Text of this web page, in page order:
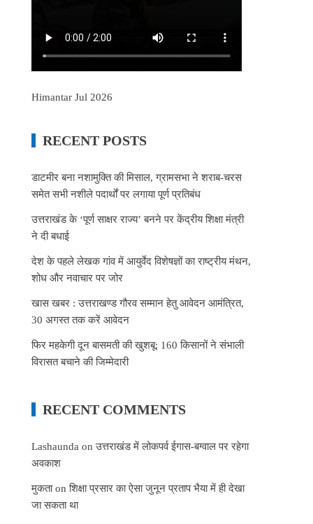
Himantar Jul 2026
RECENT POSTS
डाटमीर बना नशामुक्ति की मिसाल, ग्रामसभा ने शराब-चरस
समेत सभी नशीले पदार्थों पर लगाया पूर्ण प्रतिबंध
उत्तराखंड के ‘पूर्ण साक्षर राज्य’ बनने पर केंद्रीय शिक्षा मंत्री
ने दी बधाई
देश के पहले लेखक गांव में आयुर्वेद विशेषज्ञों का राष्ट्रीय मंथन,
शोध और नवाचार पर जोर
खास खबर : उत्तराखण्ड गौरव सम्मान हेतु आवेदन आमंत्रित,
30 अगस्त तक करें आवेदन
फिर महकेगी दून बासमती की खुशबू: 160 किसानों ने संभाली
विरासत बचाने की जिम्मेदारी
RECENT COMMENTS
Lashaunda onउत्तराखंड में लोकपर्व ईगास-बग्वाल पर रहेगा
अवकाश
मुकताonशिक्षा प्रसार का ऐसा जुनून प्रताप भैया में ही देखा
जा सकता था